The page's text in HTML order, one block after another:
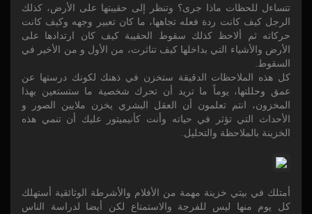
تتساءل للحظات ماذا جرى؟ وتنظر إلى حقيبتها على الأرض، كذلك
الرجل كيف كانت ردة فعله تجاهها، ما كان تعبير وجهه وكيف كانت
حركاته ثم ألاحظ كذلك سقوط الحقيبة كيف كان ارتدادها على
الأرض والأشياء التي بداخلها كيف تناثرت، من الأول و من الأخير في
السقوط.
كل هذه الملاحظات الدقيقة ستخزن في ذهنك لكونك درستها عن
عمق وحللتها، يوماً ما تريد أن تحرك شخصية ما ستستعين بهذا
المخزون، انتم تعلمون أن العقل البشري يخزن ملايين الصور و
الأحداث التي تؤثر في حياته وأنت كأنيميتور عليك أن تنمي هذه
الخزينة بالملاحظة والتحليل.
أمتلك في بيتي خزينة مهمة من الأفلام والأشرطة الوثائقية أستهلك
كل يوم منها ليس للفرجة والاستمتاع لكن أيضا لدراسة الناس